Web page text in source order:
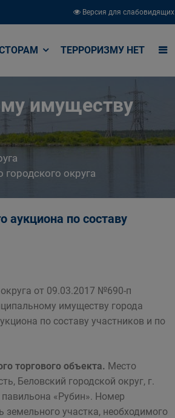
Версия для слабовидящих
ТЕРРОРИЗМУ НЕТ
имуществу
округа
по составу
от 09.03.2017 №690-п
имуществу города
по составу участников и по
торгового объекта. Место
Беловский городской округ, г.
«Рубин». Номер
участка, необходимого